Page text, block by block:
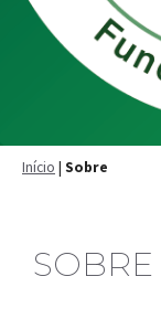
Início | Sobre
SOBRE